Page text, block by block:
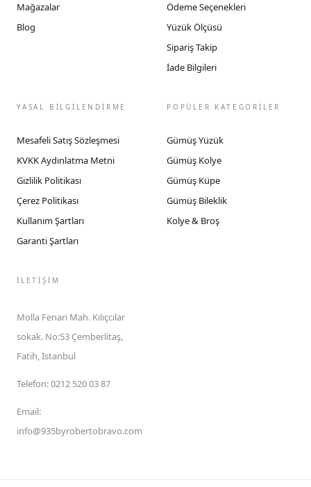
Mağazalar
Blog
Ödeme Seçenekleri
Yüzük Ölçüsü
Sipariş Takip
İade Bilgileri
YASAL BİLGİLENDİRME
Mesafeli Satış Sözleşmesi
KVKK Aydınlatma Metni
Gizlilik Politikası
Çerez Politikası
Kullanım Şartları
Garanti Şartları
POPÜLER KATEGORİLER
Gümüş Yüzük
Gümüş Kolye
Gümüş Küpe
Gümüş Bileklik
Kolye & Broş
İLETIŞIM
Molla Fenari Mah. Kılıçcılar
sokak. No:53 Çemberlitaş,
Fatih, İstanbul
Telefon:0212 520 03 87
Email:
info@935byrobertobravo.com